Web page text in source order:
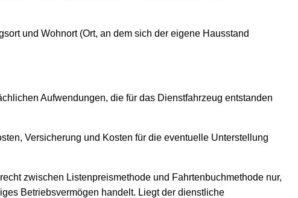
und Wohnort (Ort, an dem sich der eigene Hausstand
Aufwendungen, die für das Dienstfahrzeug entstanden
Versicherung und Kosten für die eventuelle Unterstellung
zwischen Listenpreismethode und Fahrtenbuchmethode nur,
Betriebsvermögen handelt. Liegt der dienstliche